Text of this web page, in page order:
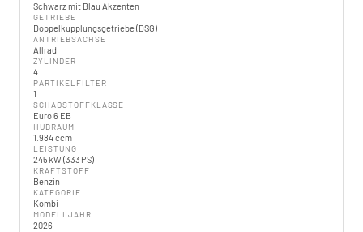
Schwarz mit Blau Akzenten
GETRIEBE
Doppelkupplungsgetriebe (DSG)
ANTRIEBSACHSE
Allrad
ZYLINDER
4
PARTIKELFILTER
1
SCHADSTOFFKLASSE
Euro 6 EB
HUBRAUM
1.984 ccm
LEISTUNG
245 kW (333 PS)
KRAFTSTOFF
Benzin
KATEGORIE
Kombi
MODELLJAHR
2026